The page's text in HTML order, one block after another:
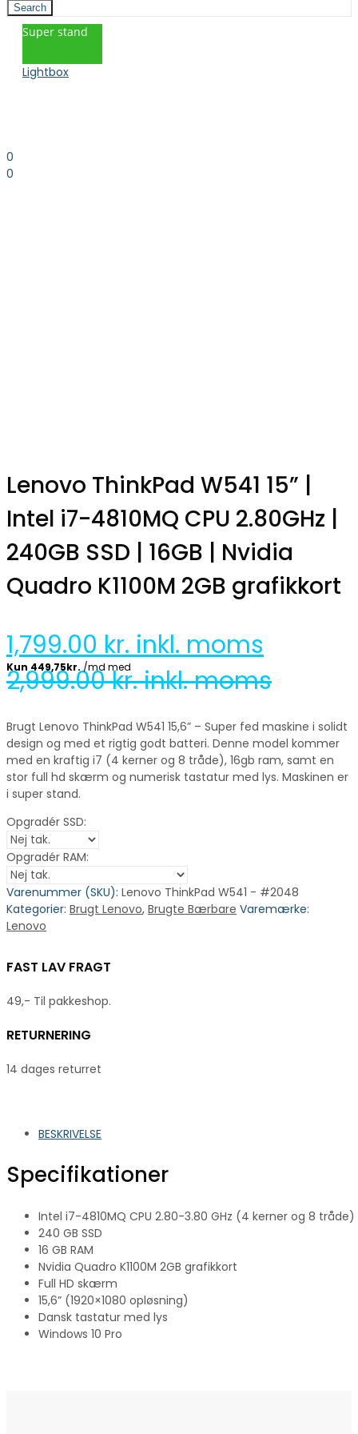
0
0
Search
Super stand
Lightbox
Lenovo ThinkPad W541 15” |
Intel i7-4810MQ CPU 2.80GHz |
240GB SSD | 16GB | Nvidia
Quadro K1100M 2GB grafikkort
1,799.00 kr. inkl. moms
2,999.00kr. inkl. moms
Brugt Lenovo ThinkPad W541 15,6” – Super fed maskine i solidt
design og med et rigtig godt batteri. Denne model kommer
med en kraftig i7 (4 kerner og 8 tråde), 16gb ram, samt en
stor full hd skærm og numerisk tastatur med lys. Maskinen er
i super stand.
Opgradér SSD:
Opgradér RAM:
Varenummer (SKU): Lenovo ThinkPad W541 - #2048
Kategorier: Brugt Lenovo, Brugte Bærbare Varemærke:
Lenovo
FAST LAV FRAGT
49,- Til pakkeshop.
RETURNERING
14 dages returret
BESKRIVELSE
Specifikationer
Intel i7-4810MQ CPU 2.80-3.80 GHz (4 kerner og 8 tråde)
240 GB SSD
16 GB RAM
Nvidia Quadro K1100M 2GB grafikkort
Full HD skærm
15,6” (1920×1080 opløsning)
Dansk tastatur med lys
Windows 10 Pro